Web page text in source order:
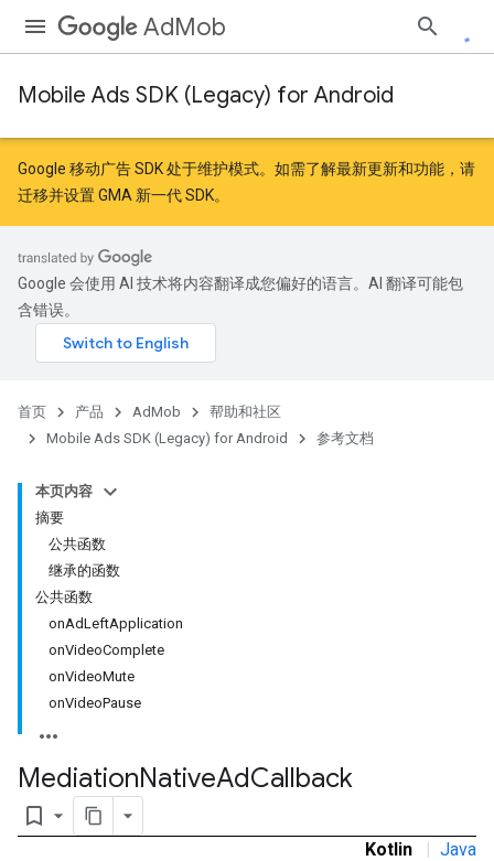
AdMob
Mobile Ads SDK (Legacy) for Android
Google 移动广告 SDK 处于维护模式。如需了解最新更新和功能，请
迁移并设置 GMA 新一代 SDK。
Google 会使用 AI 技术将内容翻译成您偏好的语言。AI 翻译可能包
含错误。
首页 产品 AdMob
帮助和社区
Mobile Ads SDK (Legacy) for Android
参考文档
本页内容
摘要
公共函数
继承的函数
公共函数
onAdLeftApplication
onVideoComplete
onVideoMute
onVideoPause
MediationNativeAdCallback
bookmark_border
Kotlin | Java